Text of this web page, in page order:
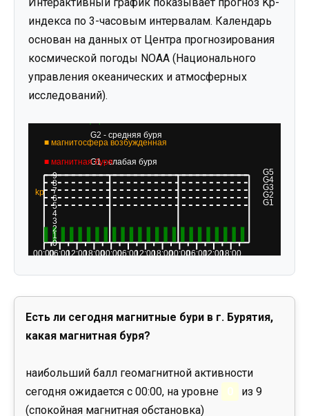
индекса по 3-часовым интервалам. Календарь
основан на данных от Центра прогнозирования
космической погоды NOAA (Национального
управления океанических и атмосферных
исследований).
Есть ли сегодня магнитные бури в г. Бурятия,
какая магнитная буря?
наибольший балл геомагнитной активности
сегодня ожидается с 00:00, на уровне
0
из 9
(спокойная магнитная обстановка)